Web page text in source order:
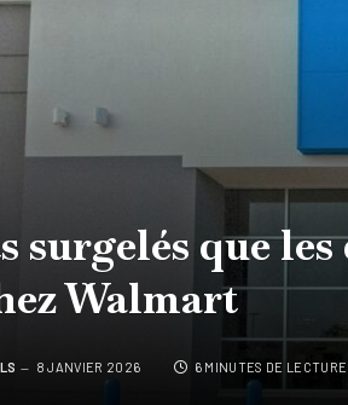
surgelés que
Walmart
8 JANVIER 2026 6 MINUTES DE LECTURE